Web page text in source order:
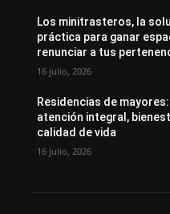
Los minitrasteros, la
práctica para ganar
renunciar a tus
16 julio, 2026
Residencias de mayores:
atención integral,
calidad de vida
16 julio, 2026